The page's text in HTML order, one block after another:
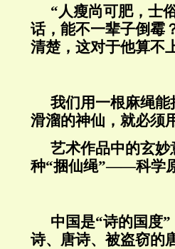
“人瘦尚可肥，士
话，能不一辈子倒霉
清楚，这对于他算不
我们用一根麻绳
滑溜的神仙，就必须
艺术作品中的玄
种“捆仙绳”——科学原
中国是“诗的国度
诗、唐诗、被盗窃的